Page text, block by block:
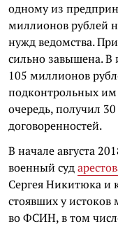
одному из
миллионов рублей
нужд ведомства.
сильно завышена. В
105 миллионов
подконтрольных им
очередь, получил
договоренностей.
В начале августа
военный суд
Сергея Никитюка и
стоявших у истоков
во ФСИН, в том